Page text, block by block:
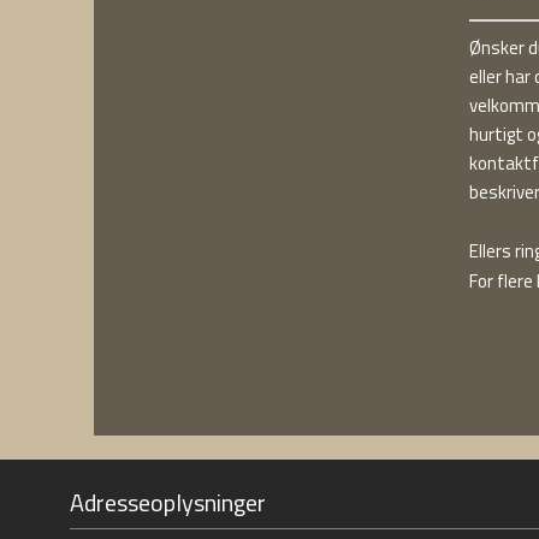
Ønsker
eller har
hurtigt
Ellers
For
Adresseoplysninger